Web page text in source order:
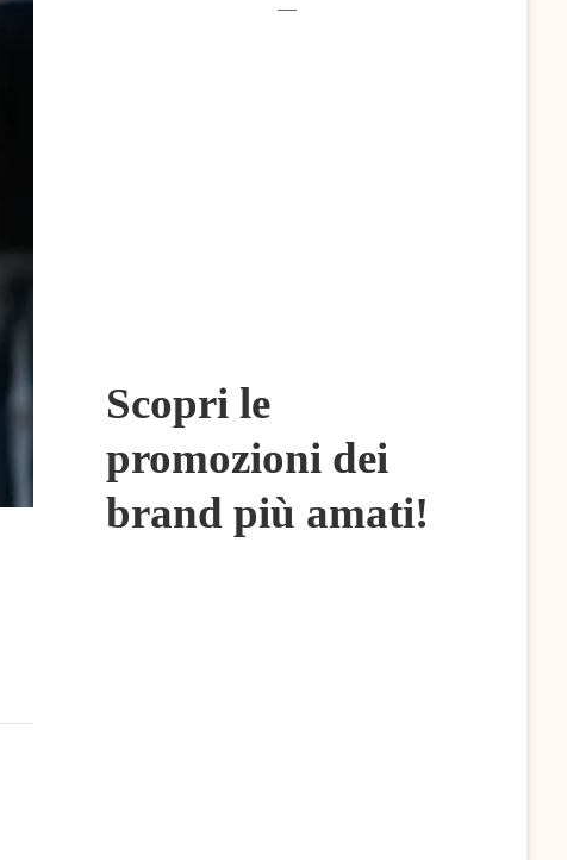
Scopri le
promozioni dei
brand più amati!